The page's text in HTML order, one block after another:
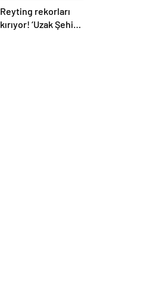
Reyting rekorları
kırıyor! ‘Uzak Şehir’